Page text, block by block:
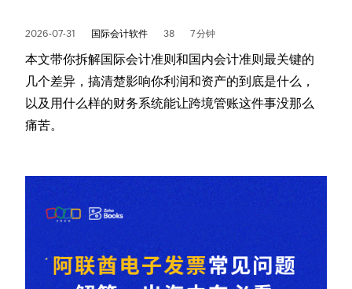
2026-07-31 国际会计软件 38 7 分钟
本文带你拆解国际会计准则和国内会计准则最关键的
几个差异，搞清楚影响你利润和资产的到底是什么，
以及用什么样的财务系统能让跨境管账这件事没那么
痛苦。